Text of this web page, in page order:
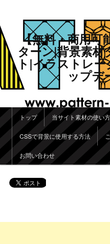
【無料・商用可
ターン|背景素材
ト|イラストレ
ップデ
メインメニュー
メインコンテンツへ移動
サブコンテンツへ移動
トップ 当サイト素材の使い方
CSSで背景に使用する方法
お問い合わせ